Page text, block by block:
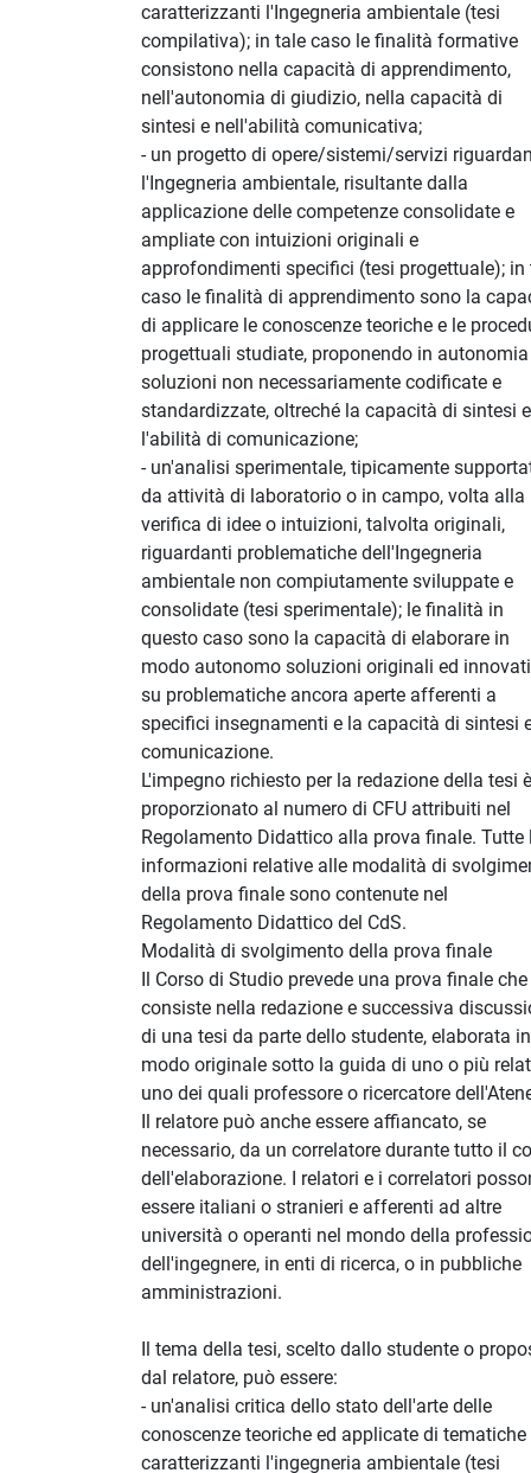
caratterizzanti l'Ingegneria ambientale (tesi
compilativa); in tale caso le finalità formative
consistono nella capacità di apprendimento,
nell'autonomia di giudizio, nella capacità di
sintesi e nell'abilità comunicativa;
- un progetto di opere/sistemi/servizi
l'Ingegneria ambientale, risultante dalla
applicazione delle competenze consolidate e
ampliate con intuizioni originali e
approfondimenti specifici (tesi progettuale); in
caso le finalità di apprendimento sono la
di applicare le conoscenze teoriche e le
progettuali studiate, proponendo in autonomia
soluzioni non necessariamente codificate e
standardizzate, oltreché la capacità di sintesi e
l'abilità di comunicazione;
- un'analisi sperimentale, tipicamente
da attività di laboratorio o in campo, volta alla
verifica di idee o intuizioni, talvolta originali,
riguardanti problematiche dell'Ingegneria
ambientale non compiutamente sviluppate e
consolidate (tesi sperimentale); le finalità in
questo caso sono la capacità di elaborare in
modo autonomo soluzioni originali ed
su problematiche ancora aperte afferenti a
specifici insegnamenti e la capacità di sintesi
comunicazione.
L'impegno richiesto per la redazione della tesi è
proporzionato al numero di CFU attribuiti nel
Regolamento Didattico alla prova finale. Tutte
informazioni relative alle modalità di
della prova finale sono contenute nel
Regolamento Didattico del CdS.
Modalità di svolgimento della prova finale
Il Corso di Studio prevede una prova finale che
consiste nella redazione e successiva
di una tesi da parte dello studente, elaborata in
modo originale sotto la guida di uno o più
uno dei quali professore o ricercatore
Il relatore può anche essere affiancato, se
necessario, da un correlatore durante tutto il
dell'elaborazione. I relatori e i correlatori
essere italiani o stranieri e afferenti ad altre
università o operanti nel mondo della
dell'ingegnere, in enti di ricerca, o in pubbliche
amministrazioni.
Il tema della tesi, scelto dallo studente o
dal relatore, può essere:
- un'analisi critica dello stato dell'arte delle
conoscenze teoriche ed applicate di tematiche
caratterizzanti l'ingegneria ambientale (tesi